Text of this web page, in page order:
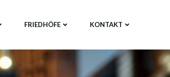
FRIEDHÖFE KONTAKT